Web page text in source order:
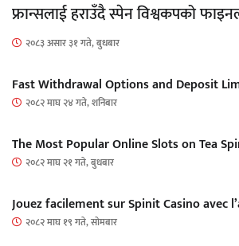
फ्रान्सलाई हराउँदै स्पेन विश्वकपको
२०८३ असार ३१ गते, बुधबार
Fast Withdrawal Options and Deposit
२०८२ माघ २४ गते, शनिबार
The Most Popular Online Slots on Tea
२०८२ माघ २१ गते, बुधबार
Jouez facilement sur Spinit Casino avec
२०८२ माघ १९ गते, सोमबार